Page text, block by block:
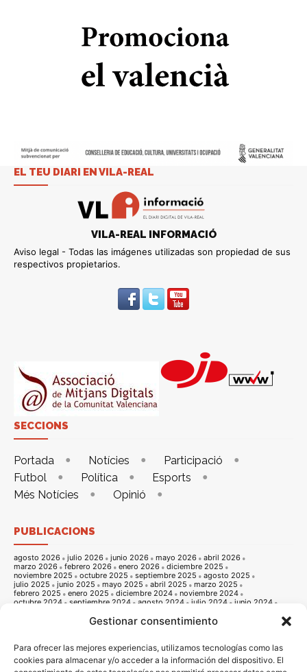
Gestionar consentimiento
Para ofrecer las mejores experiencias, utilizamos tecnologías como las
cookies para almacenar y/o acceder a la información del dispositivo. El
EL TEU DIARI EN VILA-REAL
VILA-REAL INFORMACIÓ
Aviso legal - Todas las imágenes utilizadas son propiedad de sus
respectivos propietarios.
SECCIONS
Portada Notícies
Participació
Futbol
Política
Esports
Més Notícies
Opinió
PUBLICACIONS
agosto 2026 julio 2026 junio 2026 mayo 2026
abril 2026
marzo 2026
febrero 2026 enero 2026
diciembre 2025
noviembre 2025
octubre 2025 septiembre 2025
agosto 2025
julio 2025
junio 2025 mayo 2025 abril 2025
marzo 2025
febrero 2025
enero 2025 diciembre 2024
noviembre 2024
octubre 2024
septiembre 2024 agosto 2024 julio 2024
junio 2024
noviembre 2023 octubre 2023
septiembre 2023
noviembre 2022
octubre 2022 septiembre 2022
agosto 2022
julio 2022
junio 2022 mayo 2022 abril 2022
marzo 2022
febrero 2022
enero 2022 diciembre 2021
noviembre 2021